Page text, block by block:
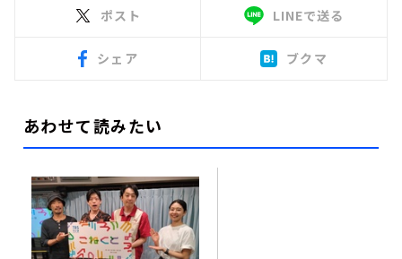
ポスト LINEで送る
シェア ブクマ
あわせて読みたい